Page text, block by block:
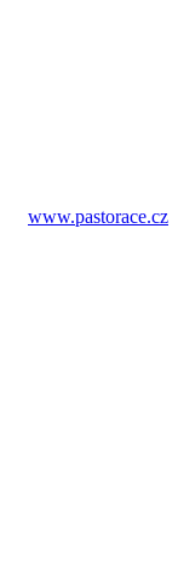
www.pastorace.cz